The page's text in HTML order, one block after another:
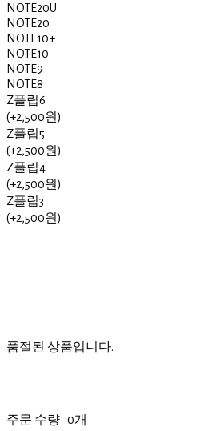
NOTE20U
NOTE20
NOTE10+
NOTE10
NOTE9
NOTE8
Z플립6
(+2,500원)
Z플립5
(+2,500원)
Z플립4
(+2,500원)
Z플립3
(+2,500원)
품절된 상품입니다.
주문 수량 0개